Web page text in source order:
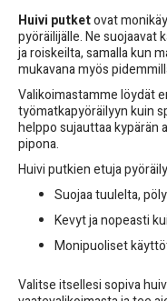
Huivi putketovat
pyöräilijälle. Ne suojaavat
ja roiskeilta, samalla kun
mukavana myös
Valikoimastamme löydät
työmatkapyöräilyyn kuin
helppo sujauttaa kypärän
pipona.
Huivi putkien etuja
Suojaa tuulelta,
Kevyt ja nopeasti
Monipuoliset
Valitse itsellesi sopiva